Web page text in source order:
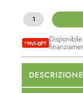
DESCRIZIONE